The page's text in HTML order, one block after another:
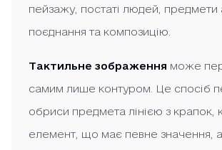
пейзажу, постаті людей, предмети
поєднання та композицію.
Тактильне зображення може
самим лише контуром. Це спосіб
обриси предмета лінією з крапок,
елемент, що має певне значення,